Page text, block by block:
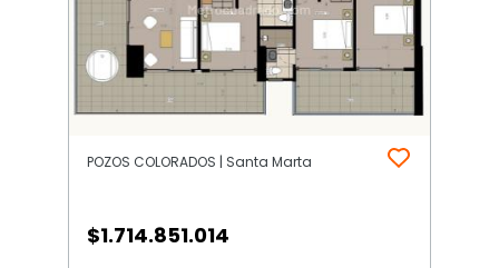
POZOS COLORADOS | Santa Marta
$1.714.851.014